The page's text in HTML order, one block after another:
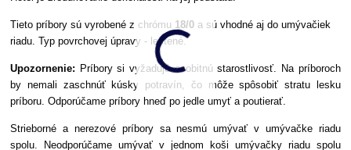
Tieto príbory sú vyrobené z chrómu 18/0 a sú vhodné aj do umývačiek
riadu. Typ povrchovej úpravy - leštené.
Upozornenie: Príbory si vyžadujú osobitnú starostlivosť. Na príboroch
by nemali zaschnúť kúsky potravín, čo môže spôsobiť stratu lesku
príboru. Odporúčame príbory hneď po jedle umyť a poutierať.
Strieborné a nerezové príbory sa nesmú umývať v umývačke riadu
spolu. Neodporúčame umývať v jednom koši umývačky riadu spolu